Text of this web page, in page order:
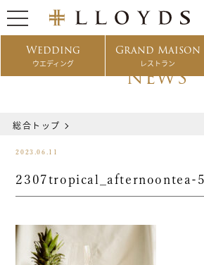
Wedding
ウエディング
Grand Maison
レストラン
NEWS
総合トップ
2023.06.11
2307tropical_afternoontea-5